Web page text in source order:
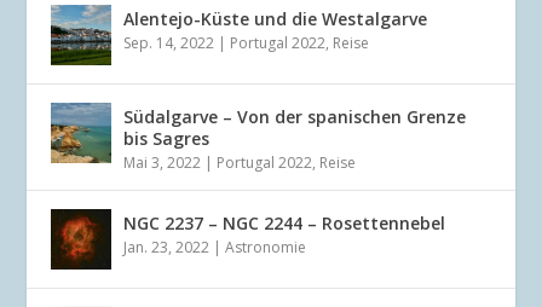
Alentejo-Küste und die Westalgarve
Sep. 14, 2022 | Portugal 2022, Reise
Südalgarve – Von der spanischen Grenze
bis Sagres
Mai 3, 2022 | Portugal 2022, Reise
NGC 2237 – NGC 2244 – Rosettennebel
Jan. 23, 2022 |Astronomie